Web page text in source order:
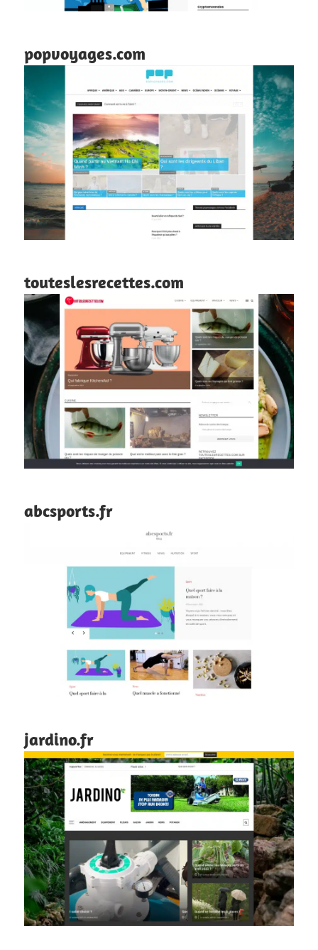
popvoyages.com
touteslesrecettes.com
abcsports.fr
jardino.fr